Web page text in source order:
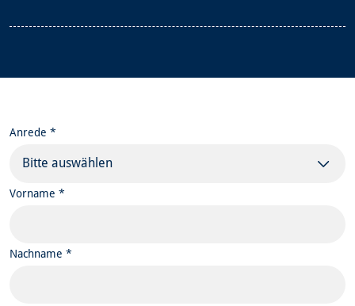
Anrede *
Bitte auswählen
Vorname *
Nachname *